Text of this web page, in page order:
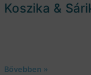
Koszika &
Bővebben »